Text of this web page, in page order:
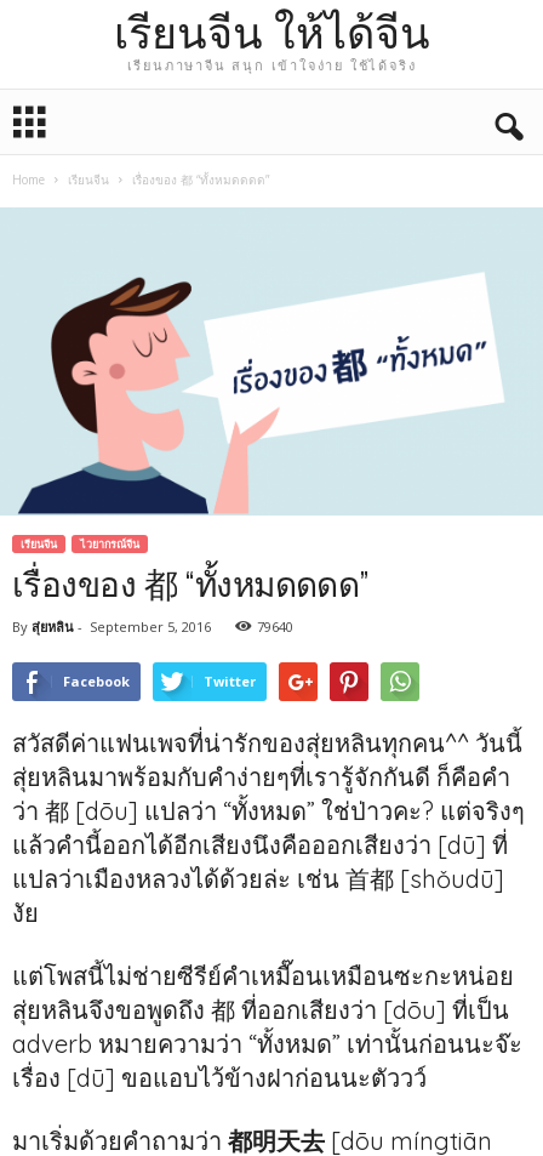
เรียนจีน ให้ได้จีน
เรียนภาษาจีน สนุก เข้าใจง่าย ใช้ได้จริง
Home เรียนจีน เรื่องของ 都 “ทั้งหมดดดด”
เรียนจีน ไวยากรณ์จีน
เรื่องของ 都 “ทั้งหมดดดด”
By สุ่ยหลิน - September 5, 2016 79640
Facebook Twitter
สวัสดีค่าแฟนเพจที่น่ารักของสุ่ยหลินทุกคน^^ วันนี้
สุ่ยหลินมาพร้อมกับคำง่ายๆที่เรารู้จักกันดี ก็คือคำ
ว่า 都 [dōu] แปลว่า “ทั้งหมด” ใช่ป่าวคะ? แต่จริงๆ
แล้วคำนี้ออกได้อีกเสียงนึงคือออกเสียงว่า [dū] ที่
แปลว่าเมืองหลวงได้ด้วยล่ะ เช่น 首都 [shǒudū]
งัย
แต่โพสนี้ไม่ช่ายซีรีย์คำเหมื๊อนเหมือนซะกะหน่อย
สุ่ยหลินจึงขอพูดถึง 都 ที่ออกเสียงว่า [dōu] ที่เป็น
adverb หมายความว่า “ทั้งหมด” เท่านั้นก่อนนะจ๊ะ
เรื่อง [dū] ขอแอบไว้ข้างฝาก่อนนะตัววว์
มาเริ่มด้วยคำถามว่า 都明天去 [dōu míngtiān